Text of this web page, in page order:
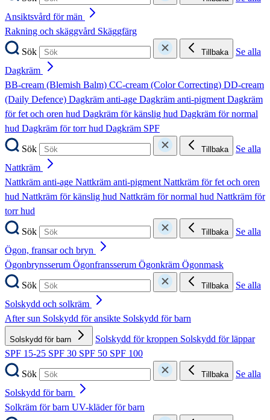
Ansiktsvård för män
Rakning och skäggvård Skäggfärg
Sök
Tillbaka
Se alla
Dagkräm
BB-cream (Blemish Balm) CC-cream (Color Correcting) DD-cream
(Daily Defence) Dagkräm anti-age Dagkräm anti-pigmentDagkräm
för fet och oren hud Dagkräm för känslig hud Dagkräm för normal
hud Dagkräm för torr hud Dagkräm SPF
Sök
Tillbaka
Se alla
Nattkräm
Nattkräm anti-age Nattkräm anti-pigmentNattkräm för fet och oren
hud Nattkräm för känslig hud Nattkräm för normal hud Nattkräm för
torr hud
Sök
Tillbaka
Se alla
Ögon, fransar och bryn
Ögonbrynsserum Ögonfransserum Ögonkräm Ögonmask
Sök
Tillbaka
Se alla
Solskydd och solkräm
After sun Solskydd för ansikte Solskydd för barn
Solskydd för barn Solskydd för kroppen Solskydd för läppar
SPF 15-25 SPF 30 SPF 50 SPF 100
Sök
Tillbaka
Se alla
Solskydd för barn
Solkräm för barn UV-kläder för barn